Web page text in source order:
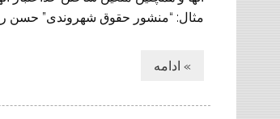
مثال: “منشور حقوق شهروندى” حسن
» ادامه